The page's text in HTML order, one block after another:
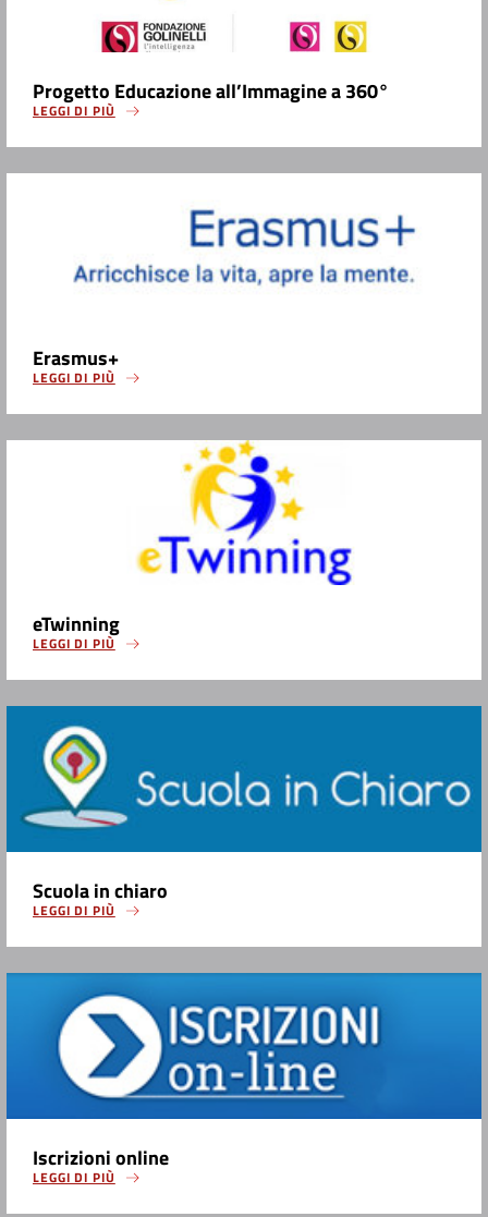
Progetto Educazione all’Immagine a 360°
LEGGI DI PIÙ
Erasmus+
LEGGI DI PIÙ
eTwinning
LEGGI DI PIÙ
Scuola in chiaro
LEGGI DI PIÙ
Iscrizioni online
LEGGI DI PIÙ